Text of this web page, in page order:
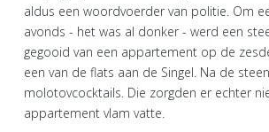
aldus een woordvoerder van politie. Om
avonds - het was al donker - werd een
gegooid van een appartement op de
een van de flats aan de Singel. Na de
molotovcocktails. Die zorgden er echter
appartement vlam vatte.